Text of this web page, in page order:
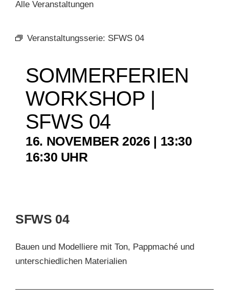
SUCHE
NACH:
Alle Veranstaltungen
Veranstaltungsserie: SFWS 04
SOMMERFERIEN
WORKSHOP |
SFWS 04
16. NOVEMBER 2026 | 13:30
16:30
SFWS 04
Bauen und Modelliere mit Ton, Pappmaché und
unterschiedlichen Materialien